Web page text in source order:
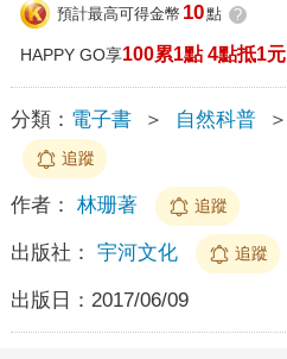
預計最高可得金幣 10點 ?
HAPPY GO享100累1點 4點抵1元
分類： 電子書 ＞ 自然科普 ＞
追蹤
作者： 林珊著 追蹤
出版社： 宇河文化 追蹤
出版日： 2017/06/09